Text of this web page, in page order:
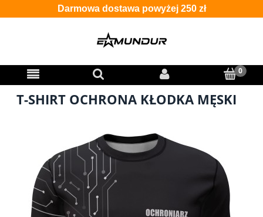
Darmowa dostawa powyżej 250 zł
T-SHIRT OCHRONA KŁODKA MĘSKI